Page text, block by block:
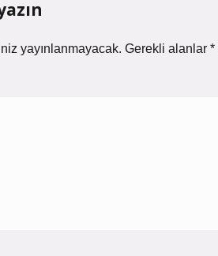
yayınlanmayacak. Gerekli alanlar *